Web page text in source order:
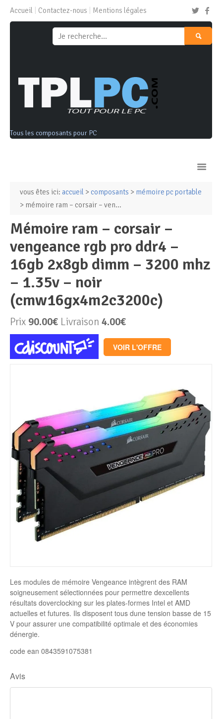
Accueil Contactez-nous Mentions légales
Tous les composants pour PC
Ordinateurs & Tablettes
PC de bureau
PC portable
Mini PC
PC Tout-en-un
PC en kit
Alimentation PC
Boitier PC
Carte graphique
Carte mère
Processeur
Disque SSD
Périphériques & Réseaux
Clavier & Souris
Ecran PC
Imprimante
vous êtes ici: accueil > composants > mémoire pc portable
> mémoire ram – corsair – ven...
mémoire ram – corsair –
vengeance rgb pro ddr4 –
16gb 2x8gb dimm – 3200 mhz
– 1.35v – noir
(cmw16gx4m2c3200c)
Prix 90.00€ Livraison 4.00€
VOIR L'OFFRE
Les modules de mémoire Vengeance intègrent des RAM
soigneusement sélectionnées pour permettre dexcellents
résultats doverclocking sur les plates-formes Intel et AMD
actuelles et futures. Ils disposent tous dune tension basse de 15
V pour assurer une compatibilité optimale et des économies
dénergie.
code ean 0843591075381
Avis